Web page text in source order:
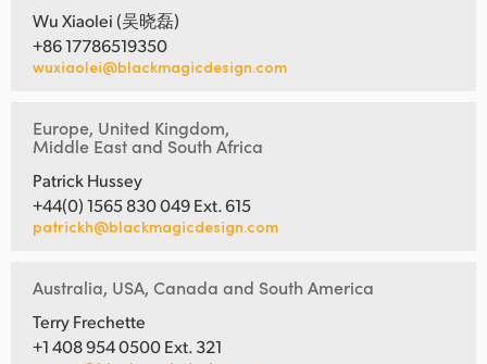
Wu Xiaolei (吴晓磊)
+86 17786519350
wuxiaolei@blackmagicdesign.com
Europe, United Kingdom,
Middle East and South Africa
Patrick Hussey
+44(0) 1565 830 049 Ext. 615
patrickh@blackmagicdesign.com
Australia, USA, Canada and South America
Terry Frechette
+1 408 954 0500 Ext. 321